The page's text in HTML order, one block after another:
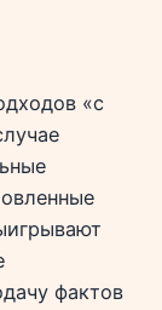
«с
фактов